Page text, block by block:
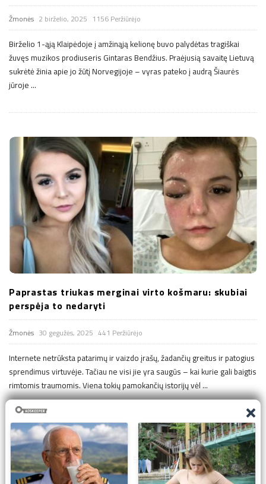
Žmonės 2 birželio, 2025 1156 Peržiūrėjo
Birželio 1-ąją Klaipėdoje į amžinąją kelionę buvo palydėtas tragiškai
žuvęs muzikos prodiuseris Gintaras Bendžius. Praėjusią savaitę Lietuvą
sukrėtė žinia apie jo žūtį Norvegijoje – vyras pateko į audrą Šiaurės
jūroje …
Paprastas triukas merginai virto košmaru: skubiai
perspėja to nedaryti
Žmonės 30 gegužės, 2025 441 Peržiūrėjo
Internete netrūksta patarimų ir vaizdo įrašų, žadančių greitus ir patogius
sprendimus virtuvėje. Tačiau ne visi jie yra saugūs – kai kurie gali baigtis
rimtomis traumomis. Viena tokių pamokančių istorijų vėl …
Į
r
1 2 3 4 6 … 270